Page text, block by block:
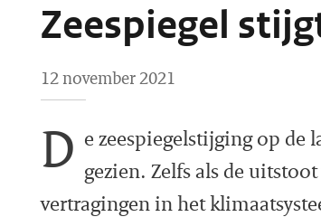
Zeespiegel
12 november 2021
D e zeespiegelstijging op de
gezien. Zelfs als de
vertragingen in het